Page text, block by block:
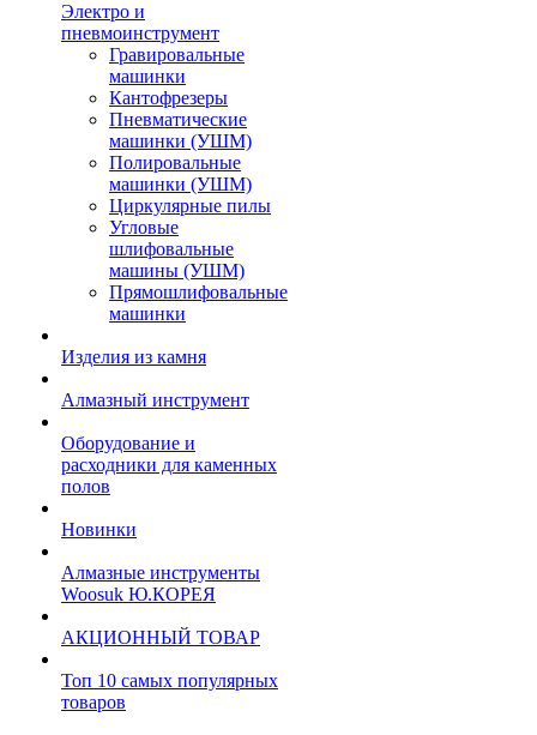
Электро и
пневмоинструмент
Гравировальные
машинки
Кантофрезеры
Пневматические
машинки (УШМ)
Полировальные
машинки (УШМ)
Циркулярные пилы
Угловые
шлифовальные
машины (УШМ)
Прямошлифовальные
машинки
Изделия из камня
Алмазный инструмент
Оборудование и
расходники для каменных
полов
Новинки
Алмазные инструменты
Woosuk Ю.КОРЕЯ
АКЦИОННЫЙ ТОВАР
Топ 10 самых популярных
товаров